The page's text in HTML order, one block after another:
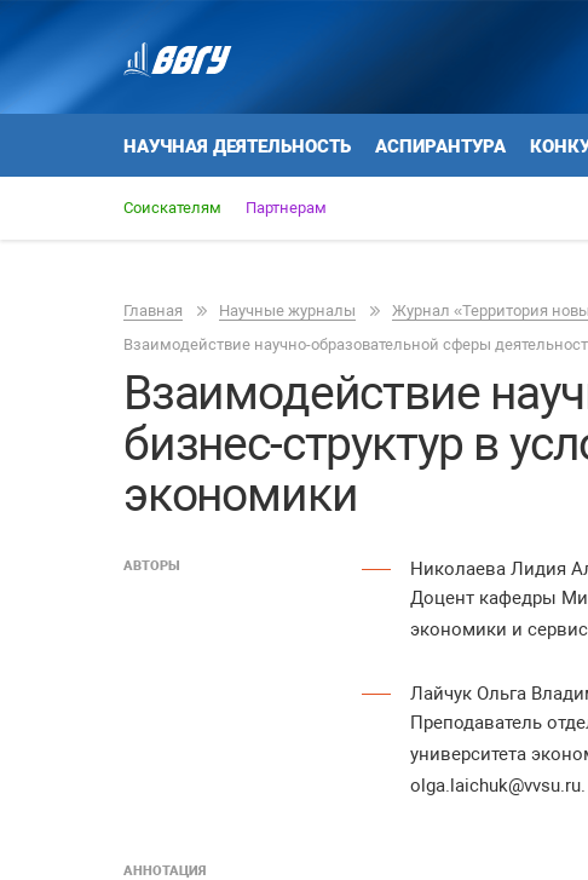
НАУЧНАЯ ДЕЯТЕЛЬНОСТЬ АСПИРАНТУРА
Соискателям Партнерам
Главная Научные журналы Журнал «Территория
Взаимодействие научно-образовательной сферы
Взаимодействие
бизнес-структур в
экономики
АВТОРЫ
Николаева Лидия
Доцент кафедры
экономики и
Лайчук Ольга
Преподаватель
университета
olga.laichuk@vvsu.ru.
АННОТАЦИЯ